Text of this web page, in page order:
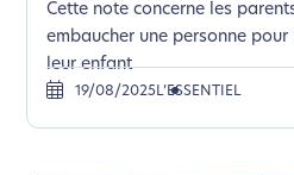
Cette note concerne les
embaucher une personne
leur enfant
19/08/2025 L’ESSENTIEL